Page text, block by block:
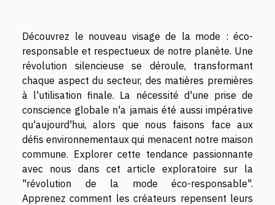
Découvrez le nouveau visage de la mode : éco-
responsable et respectueux de notre planète. Une
révolution silencieuse se déroule, transformant
chaque aspect du secteur, des matières premières
à l'utilisation finale. La nécessité d'une prise de
conscience globale n'a jamais été aussi impérative
qu'aujourd'hui, alors que nous faisons face aux
défis environnementaux qui menacent notre maison
commune. Explorer cette tendance passionnante
avec nous dans cet article exploratoire sur la
"révolution de la mode éco-responsable".
Apprenez comment les créateurs repensent leurs